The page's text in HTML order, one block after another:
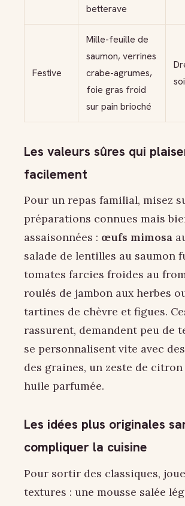
betterave
Festive
Mille-feuille de
saumon, verrines
crabe-agrumes,
foie gras froid
sur pain brioché
Les valeurs sûres qui
facilement
Pour un repas familial, misez
préparations connues mais
assaisonnées : œufs mimosa
salade de lentilles au saumon
tomates farcies froides au
roulés de jambon aux herbes
tartines de chèvre et figues.
rassurent, demandent peu de
se personnalisent vite avec
des graines, un zeste de citron
huile parfumée.
Les idées plus originales
compliquer la cuisine
Pour sortir des classiques,
textures : une mousse salée